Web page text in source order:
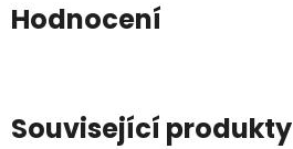
Hodnocení
Související produkty